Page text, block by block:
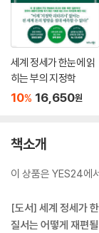
세계 정세가 한눈에 읽
히는 부의 지정학
10% 16,650원
책소개
이 상품은 YES24에
[도서] 세계 정세가
질서는 어떻게 재편